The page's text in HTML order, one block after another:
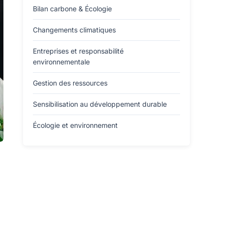
Bilan carbone & Écologie
Changements climatiques
Entreprises et responsabilité
environnementale
Gestion des ressources
Sensibilisation au développement durable
Écologie et environnement